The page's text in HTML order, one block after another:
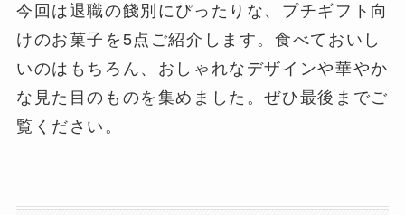
今回は退職の餞別にぴったりな、プチギフト向
けのお菓子を5点ご紹介します。食べておいし
いのはもちろん、おしゃれなデザインや華やか
な見た目のものを集めました。ぜひ最後までご
覧ください。